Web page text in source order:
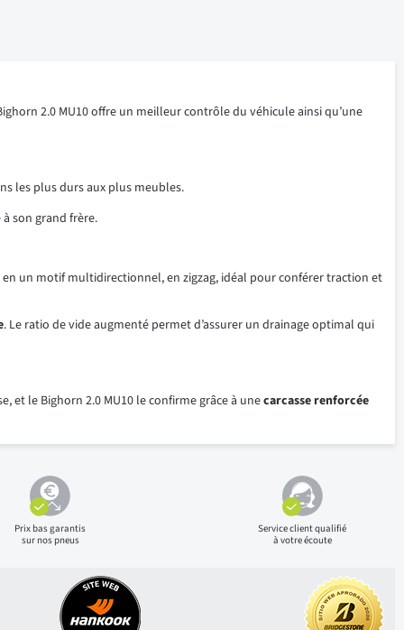
2.0 MU10 offre un meilleur contrôle du véhicule ainsi qu’une
les plus durs aux plus meubles.
son grand frère.
un motif multidirectionnel, en zigzag, idéal pour conférer traction et
. Le ratio de vide augmenté permet d’assurer un drainage optimal qui
et le Bighorn 2.0 MU10 le confirme grâce à unecarcasse renforcée
Prix basgarantis
sur nos pneus
Service client qualifié
à votre écoute